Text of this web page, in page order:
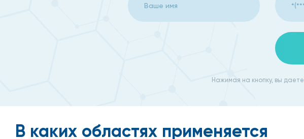
Нажимая на кнопку, вы даете
В каких областях применяется